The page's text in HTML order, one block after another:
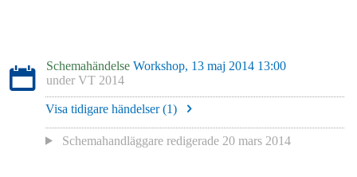
Schemahändelse Workshop, 13 maj 2014 13:00
under VT 2014
Visa tidigare händelser (1)
Schemahandläggare redigerade 20 mars 2014